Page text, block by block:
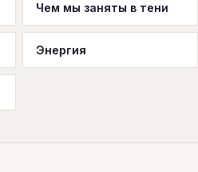
Чем мы заняты в тени
Энергия